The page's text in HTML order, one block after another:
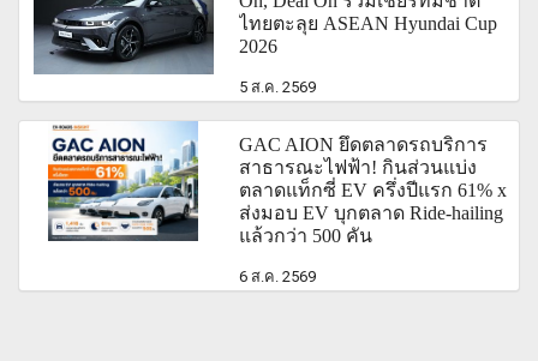
ไทยตะลุย ASEAN Hyundai Cup
2026
5 ส.ค. 2569
GAC AION ยึดตลาดรถบริการ
สาธารณะไฟฟ้า! กินส่วนแบ่ง
ตลาดแท็กซี่ EV ครึ่งปีแรก 61% x
ส่งมอบ EV บุกตลาด Ride-hailing
แล้วกว่า 500 คัน
6 ส.ค. 2569